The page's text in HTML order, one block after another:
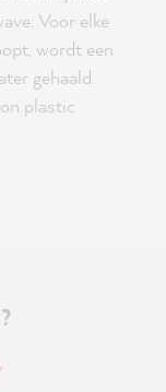
Voor elke
wordt een
gehaald.
plastic